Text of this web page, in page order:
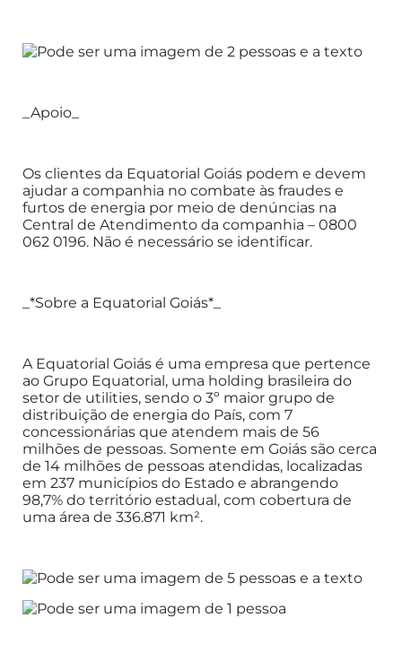
_Apoio_
Os clientes da Equatorial Goiás podem e devem
ajudar a companhia no combate às fraudes e
furtos de energia por meio de denúncias na
Central de Atendimento da companhia – 0800
062 0196. Não é necessário se identificar.
_*Sobre a Equatorial Goiás*_
A Equatorial Goiás é uma empresa que pertence
ao Grupo Equatorial, uma holding brasileira do
setor de utilities, sendo o 3º maior grupo de
distribuição de energia do País, com 7
concessionárias que atendem mais de 56
milhões de pessoas. Somente em Goiás são cerca
de 14 milhões de pessoas atendidas, localizadas
em 237 municípios do Estado e abrangendo
98,7% do território estadual, com cobertura de
uma área de 336.871 km².